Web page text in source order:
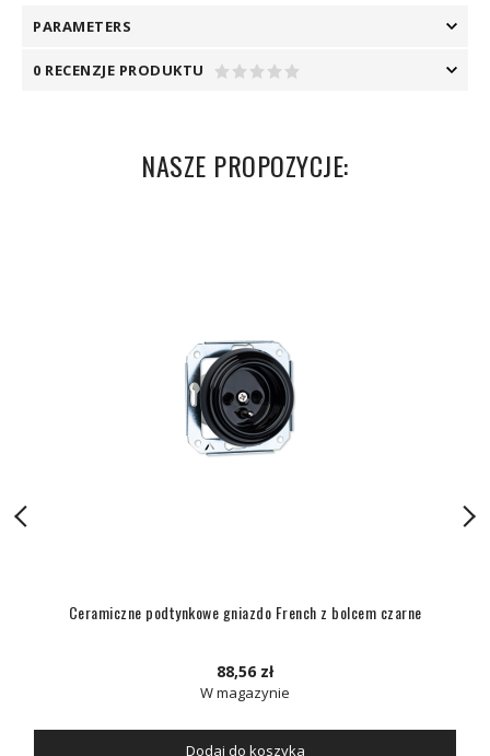
PARAMETERS
0 RECENZJE PRODUKTU
NASZE PROPOZYCJE:
Ceramiczne podtynkowe gniazdo French z bolcem czarne
88,56 zł
W magazynie
Dodaj do koszyka